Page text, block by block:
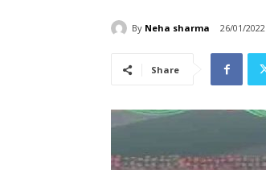
By Neha sharma 26/01/2022
Share